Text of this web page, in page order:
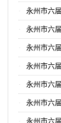
永州市六
永州市六
永州市六
永州市六
永州市六
永州市六
永州市六